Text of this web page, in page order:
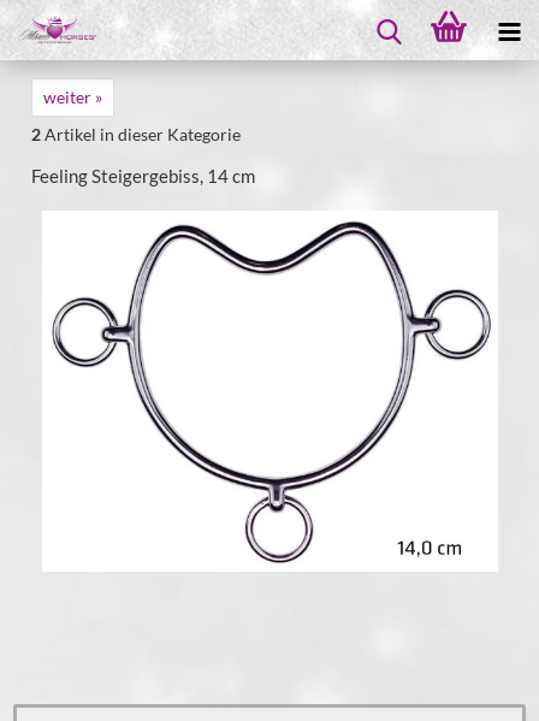
weiter »
2Artikel in dieser Kategorie
Feeling Steigergebiss, 14 cm